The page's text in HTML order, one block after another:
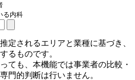
る内科
定されるエリアと業種に基づき、
るものです。
ても、本機能では事業者の比較・
門的判断は行いません。